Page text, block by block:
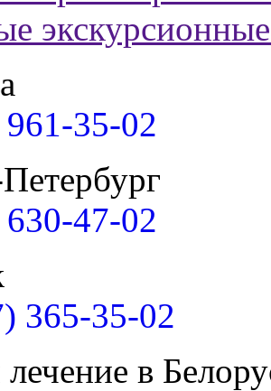
35-02
47-02
365-35-02
в